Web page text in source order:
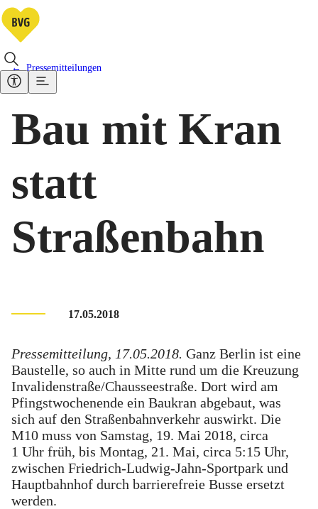
Pressemitteilungen
Bau mit Kran
statt
Straßenbahn
17.05.2018
Pressemitteilung, 17.05.2018. Ganz Berlin ist eine
Baustelle, so auch in Mitte rund um die Kreuzung
Invalidenstraße/Chausseestraße. Dort wird am
Pfingstwochenende ein Baukran abgebaut, was
sich auf den Straßenbahnverkehr auswirkt. Die
M10 muss von Samstag, 19. Mai 2018, circa
1 Uhr früh, bis Montag, 21. Mai, circa 5:15 Uhr,
zwischen Friedrich-Ludwig-Jahn-Sportpark und
Hauptbahnhof durch barrierefreie Busse ersetzt
werden.